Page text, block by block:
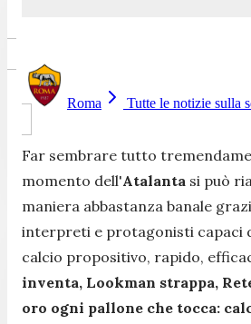
Roma Tutte le notizie sulla
Far sembrare tutto
momento dell'Atalanta si può
maniera abbastanza banale
interpreti e protagonisti capaci
calcio propositivo, rapido,
inventa, Lookman strappa,
oro ogni pallone che tocca: